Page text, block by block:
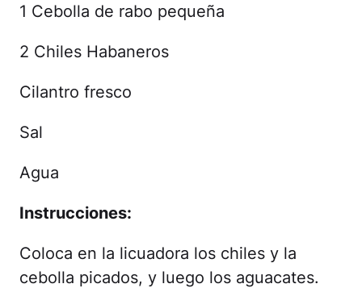
1 Cebolla de rabo pequeña
2 Chiles Habaneros
Cilantro fresco
Sal
Agua
Instrucciones:
Coloca en la licuadora los chiles y la
cebolla picados, y luego los aguacates.